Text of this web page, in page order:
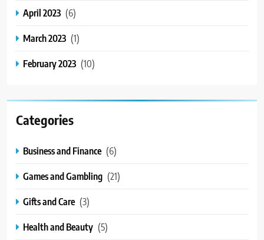
April 2023 (6)
March 2023 (1)
February 2023 (10)
Categories
Business and Finance (6)
Games and Gambling (21)
Gifts and Care (3)
Health and Beauty (5)